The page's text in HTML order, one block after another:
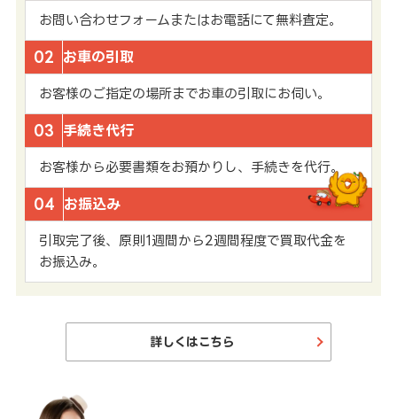
お問い合わせフォームまたはお電話にて無料査定。
02 お車の引取
お客様のご指定の場所までお車の引取にお伺い。
03 手続き代行
お客様から必要書類をお預かりし、手続きを代行。
04 お振込み
引取完了後、原則1週間から2週間程度で買取代金を
お振込み。
詳しくはこちら